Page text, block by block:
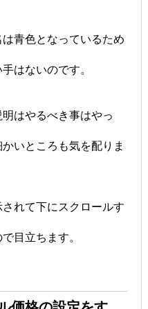
青色となっているため
はないのです。
はやるべき事はやっ
いところも気を配りま
れて下にスクロールす
目立ちます。